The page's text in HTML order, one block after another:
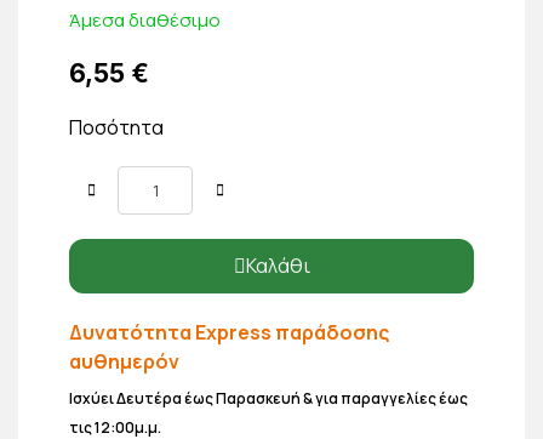
Άμεσα διαθέσιμο
6,55 €
Ποσότητα
Καλάθι
Δυνατότητα Express παράδοσης
αυθημερόν
Ισχύει Δευτέρα έως Παρασκευή & για παραγγελίες έως
τις 12:00μ.μ.